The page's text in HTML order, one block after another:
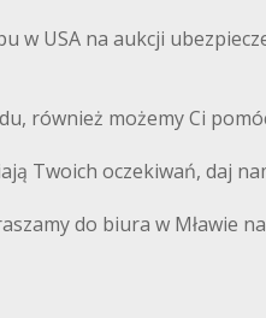
w USA na aukcji
również możemy Ci
Twoich oczekiwań, daj
do biura w Mławie